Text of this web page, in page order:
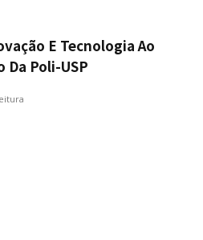
E Tecnologia Ao
Poli-USP